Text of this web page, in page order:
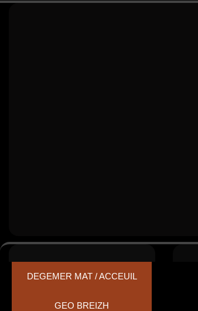
DEGEMER MAT / ACCEUIL
GEO BREIZH